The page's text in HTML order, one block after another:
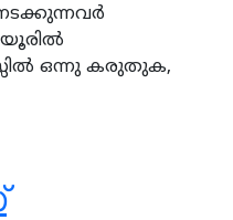
ഒന്നു കരുതുക,